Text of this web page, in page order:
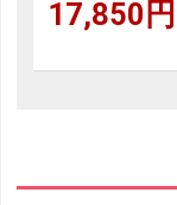
17,850